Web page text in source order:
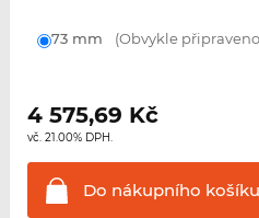
73 mm (Obvykle
4 575,69 Kč
vč. 21.00% DPH.
Do nákupního košíku